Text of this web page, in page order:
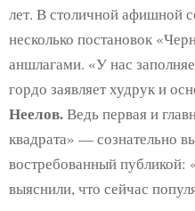
лет. В столичной афишной
несколько постановок
аншлагами. «У нас
гордо заявляет худрук и
Неелов.Ведь первая и
квадрата» — сознательно
востребованный
выяснили, что сейчас